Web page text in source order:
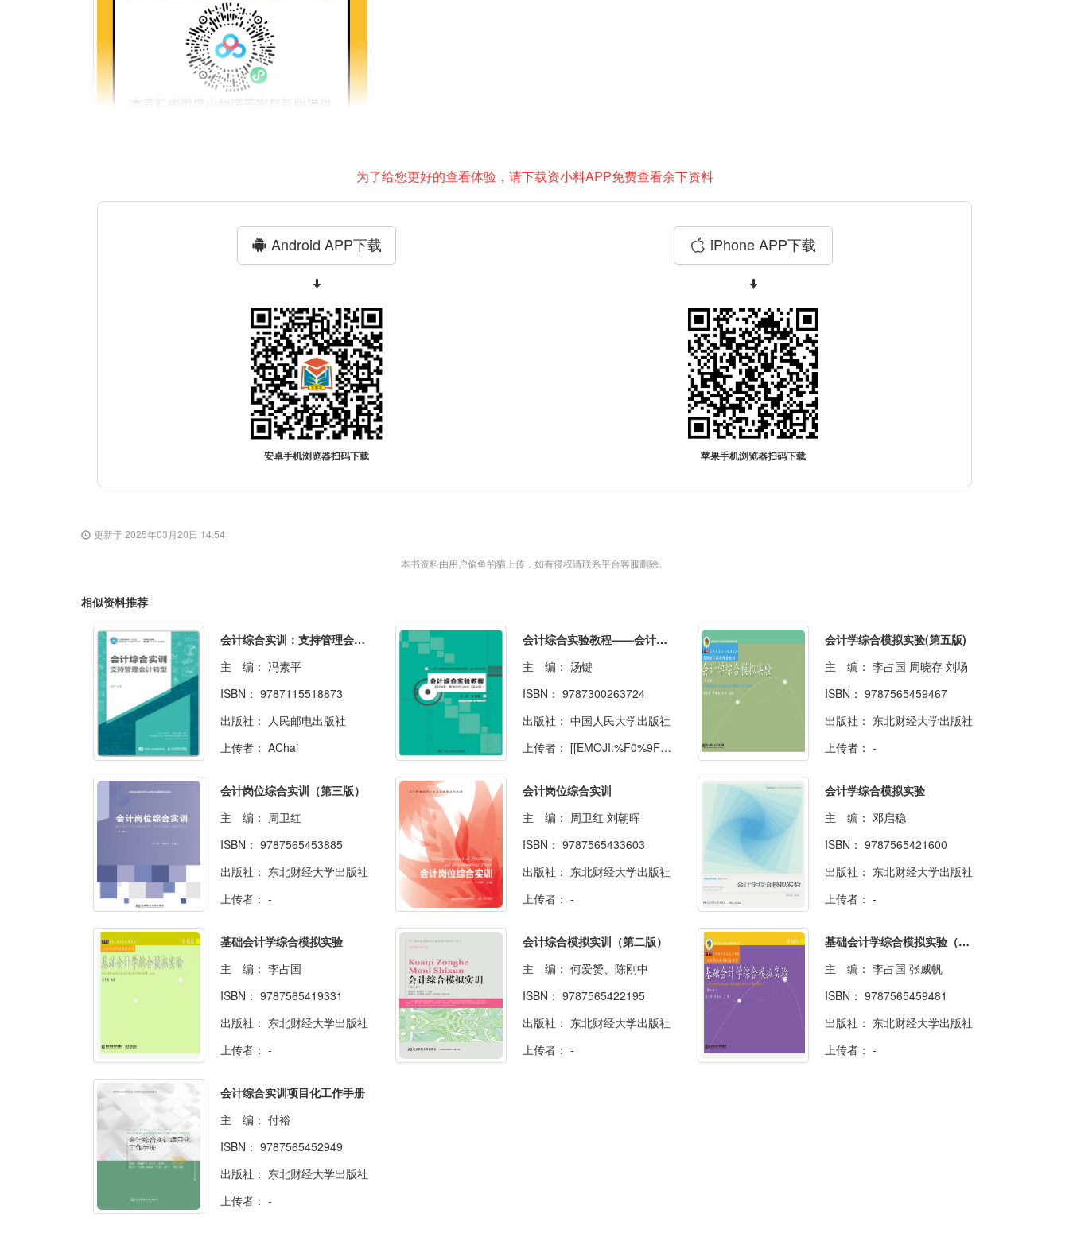
为了给您更好的查看体验，请下载资小料APP免费查看余下资料
Android APP下载
安卓手机浏览器扫码下载
iPhone APP下载
苹果手机浏览器扫码下载
更新于 2025年03月20日 14:54
本书资料由用户偷鱼的猫上传，如有侵权请联系平台客服删除。
相似资料推荐
会计综合实训：支持管理会计转型
主 编： 冯素平
ISBN： 9787115518873
出版社： 人民邮电出版社
上传者： AChai
会计综合实验教程——会计核算、财务分析与审计（第4版）
主 编： 汤键
ISBN： 9787300263724
出版社： 中国人民大学出版社
上传者： [[EMOJI:%F0%9F%90%B5]]
会计学综合模拟实验(第五版)
主 编： 李占国 周晓存 刘场
ISBN： 9787565459467
出版社： 东北财经大学出版社
上传者： -
会计岗位综合实训（第三版）
主 编： 周卫红
ISBN： 9787565453885
出版社： 东北财经大学出版社
上传者： -
会计岗位综合实训
主 编： 周卫红 刘朝晖
ISBN： 9787565433603
出版社： 东北财经大学出版社
上传者： -
会计学综合模拟实验
主 编： 邓启稳
ISBN： 9787565421600
出版社： 东北财经大学出版社
上传者： -
基础会计学综合模拟实验
主 编： 李占国
ISBN： 9787565419331
出版社： 东北财经大学出版社
上传者： -
会计综合模拟实训（第二版）
主 编： 何爱赟、陈刚中
ISBN： 9787565422195
出版社： 东北财经大学出版社
上传者： -
基础会计学综合模拟实验（精编版）（第六版）
主 编： 李占国 张威帆
ISBN： 9787565459481
出版社： 东北财经大学出版社
上传者： -
会计综合实训项目化工作手册
主 编： 付裕
ISBN： 9787565452949
出版社： 东北财经大学出版社
上传者： -